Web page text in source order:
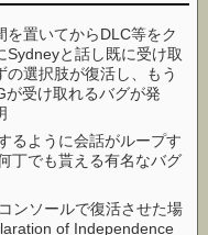
置いてからDLC等をク
Sydneyと話し既に受け取
の選択肢が復活し、もう
受け取れるバグが発
るように会話がループす
丁でも貰える有名なバグ
ンソールで復活させた場
of Independence